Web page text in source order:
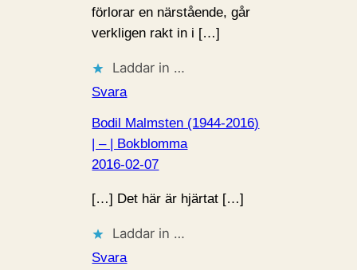
förlorar en närstående, går
verkligen rakt in i […]
Laddar in …
Svara
Bodil Malmsten (1944-2016)
| – | Bokblomma
2016-02-07
[…] Det här är hjärtat […]
Laddar in …
Svara